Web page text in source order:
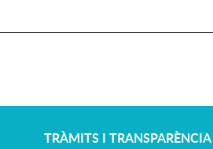
TRÀMITS I TRANSPARÈNCIA